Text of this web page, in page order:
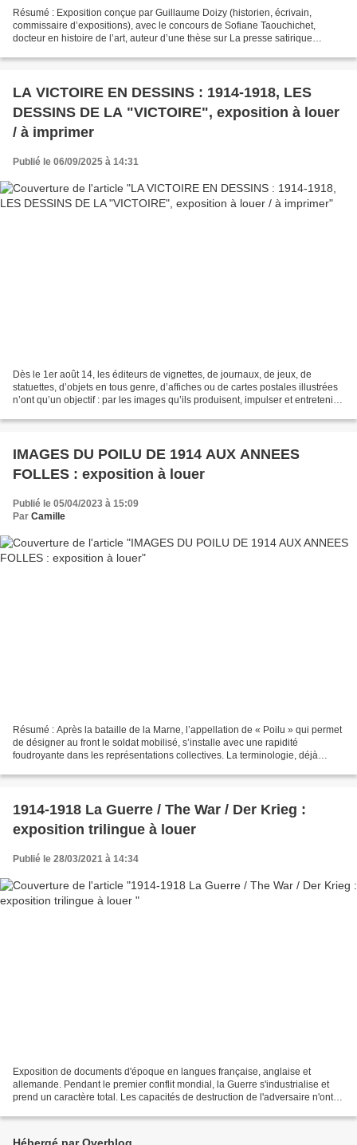
Résumé : Exposition conçue par Guillaume Doizy (historien, écrivain,
commissaire d’expositions), avec le concours de Sofiane Taouchichet,
docteur en histoire de l’art, auteur d’une thèse sur La presse satirique
LA VICTOIRE EN DESSINS : 1914-1918, LES
DESSINS DE LA "VICTOIRE", exposition à louer
/ à imprimer
Publié le 06/09/2025 à 14:31
Dès le 1er août 14, les éditeurs de vignettes, de journaux, de jeux, de
statuettes, d’objets en tous genre, d’affiches ou de cartes postales illustrées
n’ont qu’un objectif : par les images qu’ils produisent, impulser et entretenir
IMAGES DU POILU DE 1914 AUX ANNEES
FOLLES : exposition à louer
Publié le 05/04/2023 à 15:09
Par Camille
Résumé : Après la bataille de la Marne, l’appellation de « Poilu » qui permet
de désigner au front le soldat mobilisé, s’installe avec une rapidité
foudroyante dans les représentations collectives. La terminologie, déjà
1914-1918 La Guerre / The War / Der Krieg :
exposition trilingue à louer
Publié le 28/03/2021 à 14:34
Exposition de documents d'époque en langues française, anglaise et
allemande. Pendant le premier conflit mondial, la Guerre s'industrialise et
prend un caractère total. Les capacités de destruction de l'adversaire n'ont